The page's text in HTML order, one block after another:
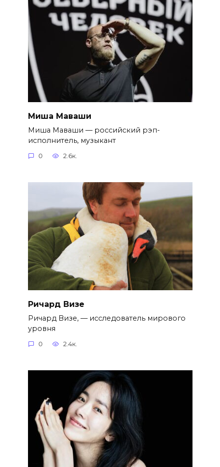
Миша Маваши
Миша Маваши — российский рэп-
исполнитель, музыкант
0 2.6к.
Ричард Визе
Ричард Визе, — исследователь мирового
уровня
0 2.4к.